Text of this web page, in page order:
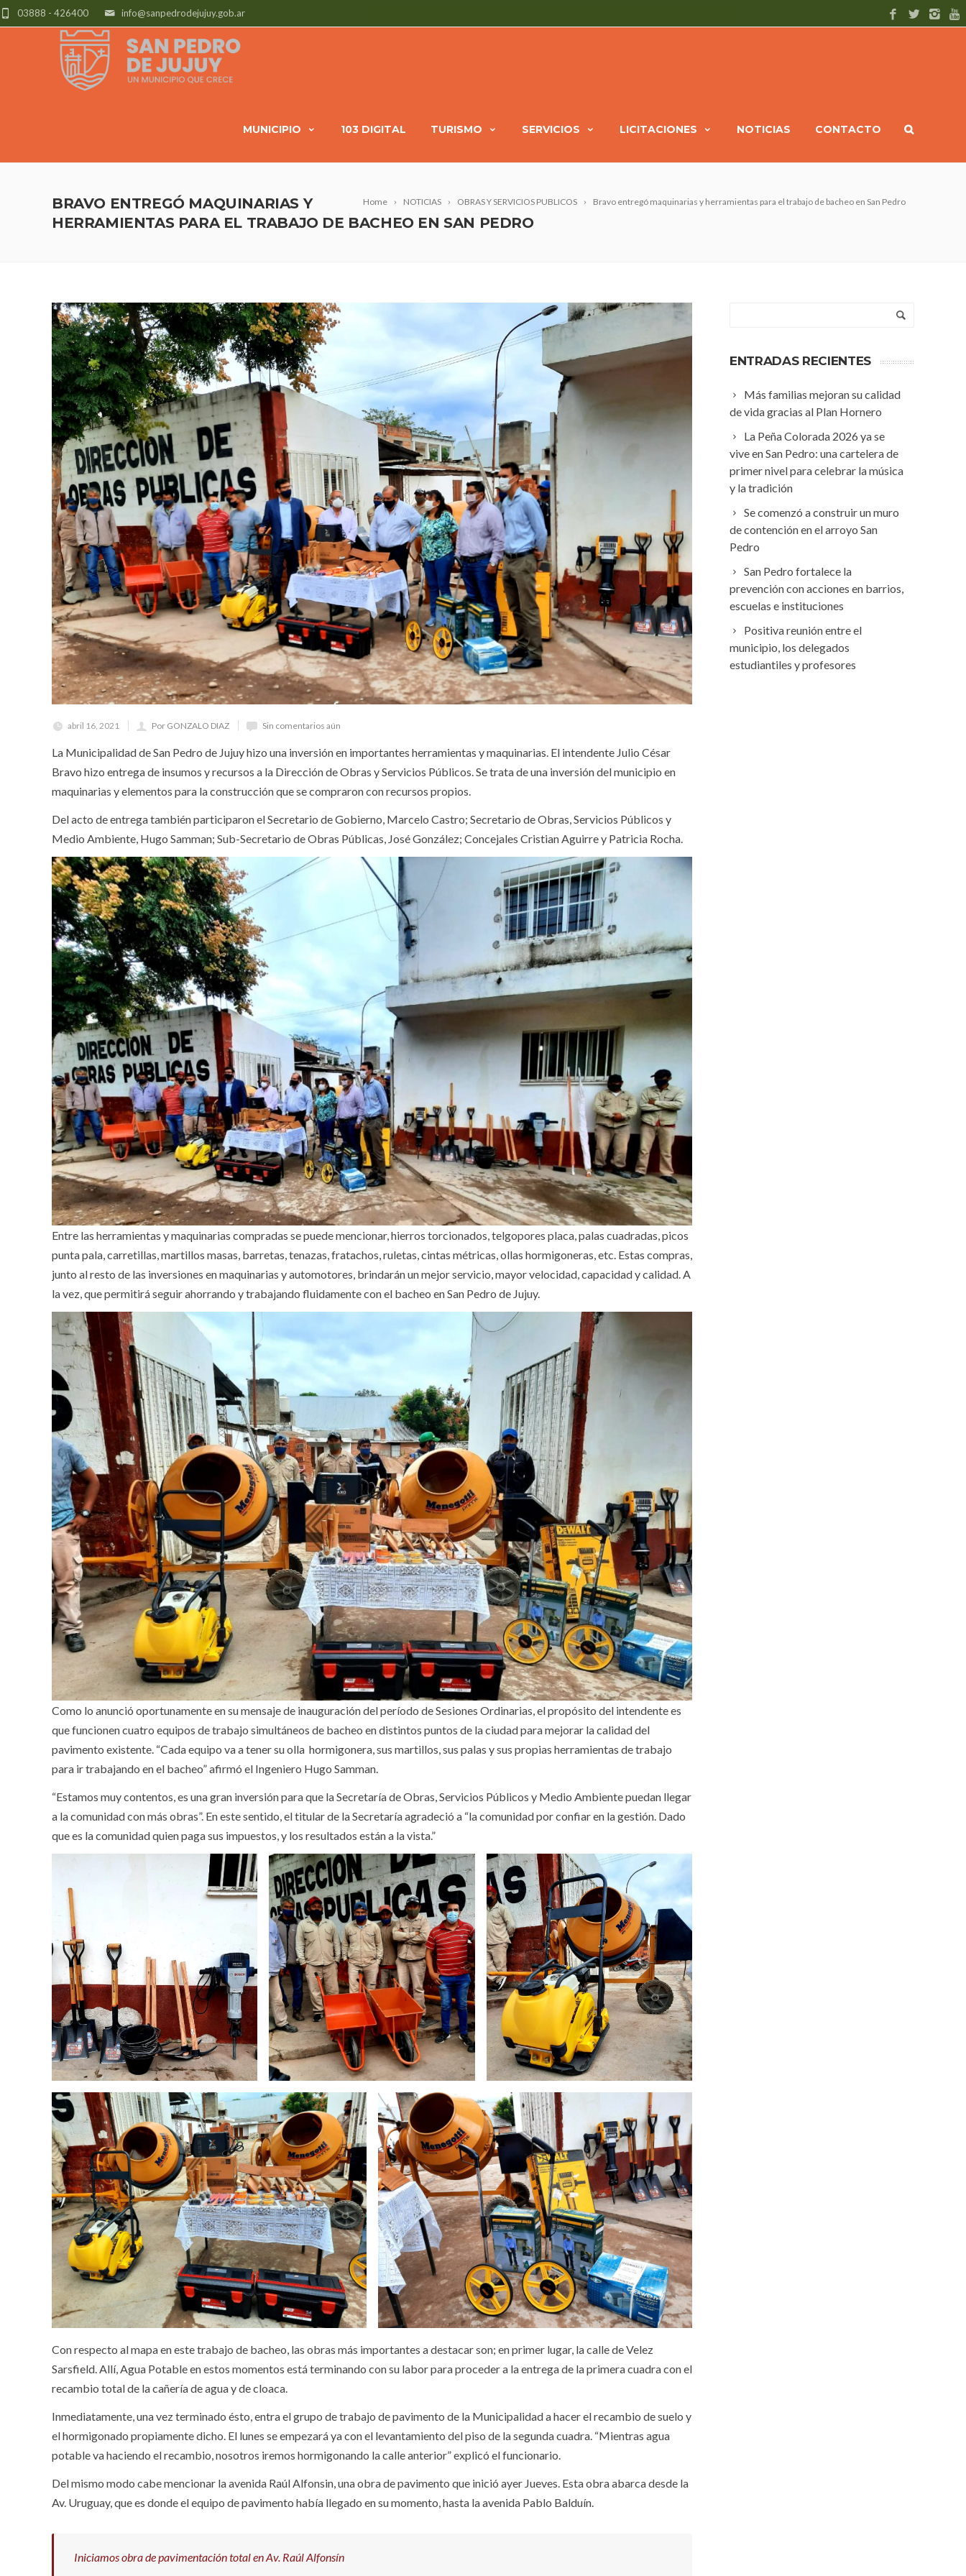
info@sanpedrodejujuy.gob.ar
03888 - 426400
MUNICIPIO 103 DIGITAL TURISMO SERVICIOS LICITACIONES NOTICIAS CONTACTO
Home NOTICIAS OBRAS Y SERVICIOS PUBLICOS Bravo entregó maquinarias y herramientas para el trabajo de bacheo en San Pedro
BRAVO ENTREGÓ MAQUINARIAS Y
HERRAMIENTAS PARA EL TRABAJO DE BACHEO EN SAN PEDRO
abril 16, 2021 Por GONZALO DIAZ Sin comentarios aún
La Municipalidad de San Pedro de Jujuy hizo una inversión en importantes herramientas y maquinarias. El intendente Julio César
Bravo hizo entrega de insumos y recursos a la Dirección de Obras y Servicios Públicos. Se trata de una inversión del municipio en
maquinarias y elementos para la construcción que se compraron con recursos propios.
Del acto de entrega también participaron el Secretario de Gobierno, Marcelo Castro; Secretario de Obras, Servicios Públicos y
Medio Ambiente, Hugo Samman; Sub-Secretario de Obras Públicas, José González; Concejales Cristian Aguirre y Patricia Rocha.
Entre las herramientas y maquinarias compradas se puede mencionar, hierros torcionados, telgopores placa, palas cuadradas, picos
punta pala, carretillas, martillos masas, barretas, tenazas, fratachos, ruletas, cintas métricas, ollas hormigoneras, etc. Estas compras,
junto al resto de las inversiones en maquinarias y automotores, brindarán un mejor servicio, mayor velocidad, capacidad y calidad. A
la vez, que permitirá seguir ahorrando y trabajando fluidamente con el bacheo en San Pedro de Jujuy.
Como lo anunció oportunamente en su mensaje de inauguración del período de Sesiones Ordinarias, el propósito del intendente es
que funcionen cuatro equipos de trabajo simultáneos de bacheo en distintos puntos de la ciudad para mejorar la calidad del
pavimento existente. “Cada equipo va a tener su olla hormigonera, sus martillos, sus palas y sus propias herramientas de trabajo
para ir trabajando en el bacheo” afirmó el Ingeniero Hugo Samman.
“Estamos muy contentos, es una gran inversión para que la Secretaría de Obras, Servicios Públicos y Medio Ambiente puedan llegar
a la comunidad con más obras”. En este sentido, el titular de la Secretaría agradeció a “la comunidad por confiar en la gestión. Dado
que es la comunidad quien paga sus impuestos, y los resultados están a la vista.”
Con respecto al mapa en este trabajo de bacheo, las obras más importantes a destacar son; en primer lugar, la calle de Velez
Sarsfield. Allí, Agua Potable en estos momentos está terminando con su labor para proceder a la entrega de la primera cuadra con el
recambio total de la cañería de agua y de cloaca.
Inmediatamente, una vez terminado ésto, entra el grupo de trabajo de pavimento de la Municipalidad a hacer el recambio de suelo y
el hormigonado propiamente dicho. El lunes se empezará ya con el levantamiento del piso de la segunda cuadra. “Mientras agua
potable va haciendo el recambio, nosotros iremos hormigonando la calle anterior” explicó el funcionario.
Del mismo modo cabe mencionar la avenida Raúl Alfonsin, una obra de pavimento que inició ayer Jueves. Esta obra abarca desde la
Av. Uruguay, que es donde el equipo de pavimento había llegado en su momento, hasta la avenida Pablo Balduín.
Iniciamos obra de pavimentación total en Av. Raúl Alfonsín
ENTRADAS RECIENTES
Más familias mejoran su calidad
de vida gracias al Plan Hornero
La Peña Colorada 2026 ya se
vive en San Pedro: una cartelera de
primer nivel para celebrar la música
y la tradición
Se comenzó a construir un muro
de contención en el arroyo San
Pedro
San Pedro fortalece la
prevención con acciones en barrios,
escuelas e instituciones
Positiva reunión entre el
municipio, los delegados
estudiantiles y profesores